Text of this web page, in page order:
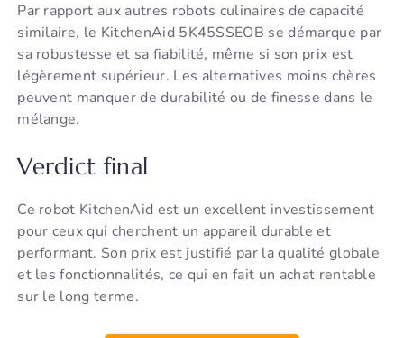
Par rapport aux autres robots culinaires de capacité
similaire, le KitchenAid 5K45SSEOB se démarque par
sa robustesse et sa fiabilité, même si son prix est
légèrement supérieur. Les alternatives moins chères
peuvent manquer de durabilité ou de finesse dans le
mélange.
Verdict final
Ce robot KitchenAid est un excellent investissement
pour ceux qui cherchent un appareil durable et
performant. Son prix est justifié par la qualité globale
et les fonctionnalités, ce qui en fait un achat rentable
sur le long terme.